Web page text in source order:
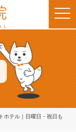
ホテル｜日曜日・祝日も
t
o
i